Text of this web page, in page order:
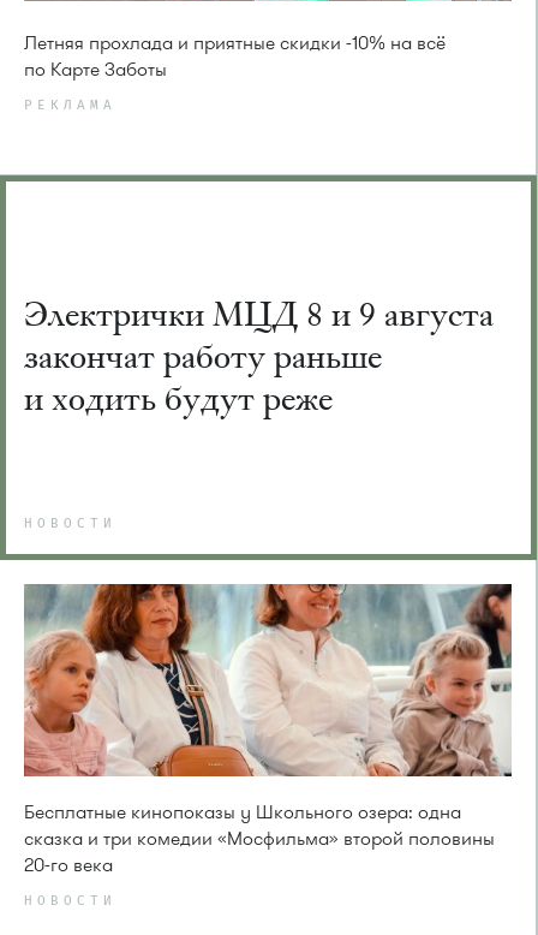
Летняя прохлада и приятные скидки -10% на всё
по Карте Заботы
РЕКЛАМА
Электрички МЦД 8 и 9 августа
закончат работу раньше
и ходить будут реже
НОВОСТИ
Бесплатные кинопоказы у Школьного озера: одна
сказка и три комедии «Мосфильма» второй половины
20-го века
НОВОСТИ